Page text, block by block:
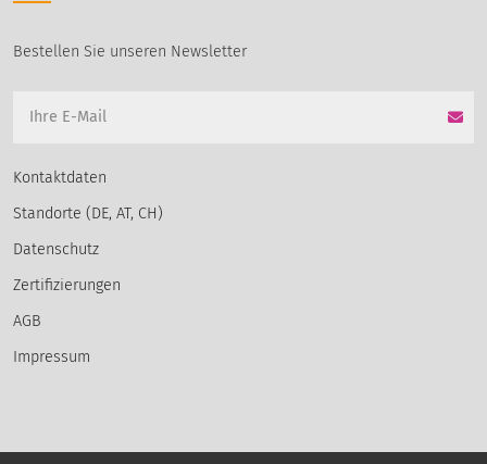
Bestellen Sie unseren Newsletter
Kontaktdaten
Standorte (DE, AT, CH)
Datenschutz
Zertifizierungen
AGB
Impressum